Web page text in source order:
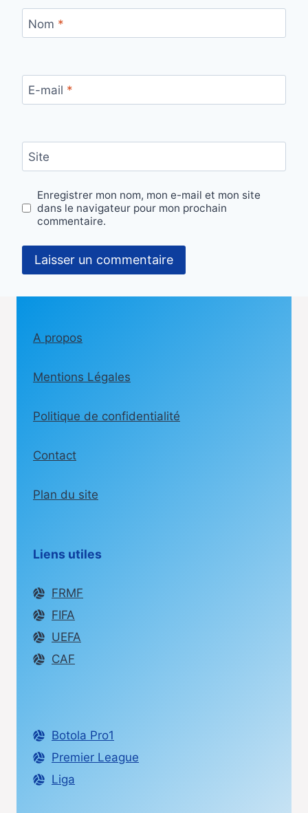
Nom *
E-mail *
Site
Enregistrer mon nom, mon e-mail et mon site
dans le navigateur pour mon prochain
commentaire.
A propos
Mentions Légales
Politique de confidentialité
Contact
Plan du site
Liens utiles
FRMF
FIFA
UEFA
CAF
Botola Pro1
Premier League
Liga